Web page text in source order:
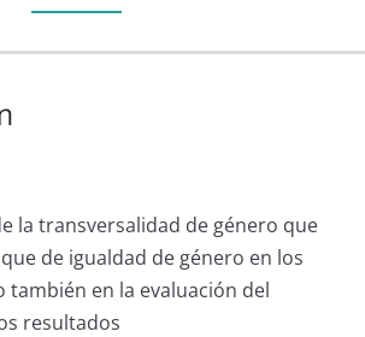
la transversalidad de género que
de igualdad de género en los
también en la evaluación del
resultados